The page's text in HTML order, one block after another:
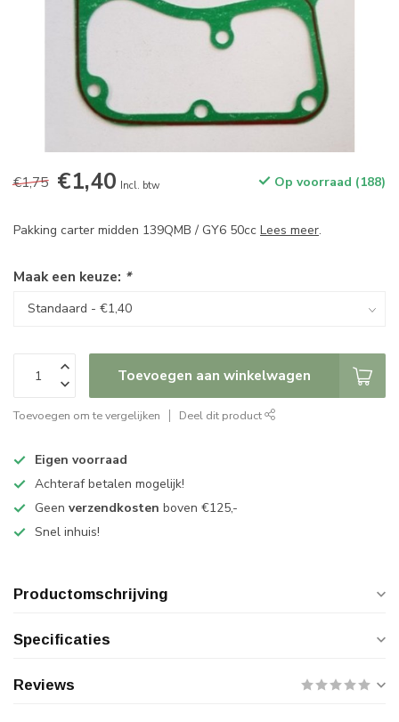
€1,75 €1,40 Incl. btw Op voorraad (188)
Pakking carter midden 139QMB / GY6 50cc Lees meer.
Maak een keuze: *
Toevoegen aan winkelwagen
Toevoegen om te vergelijken Deel dit product
Eigen voorraad
Achteraf betalen mogelijk!
Geen verzendkosten boven €125,-
Snel inhuis!
Productomschrijving
Specificaties
Reviews